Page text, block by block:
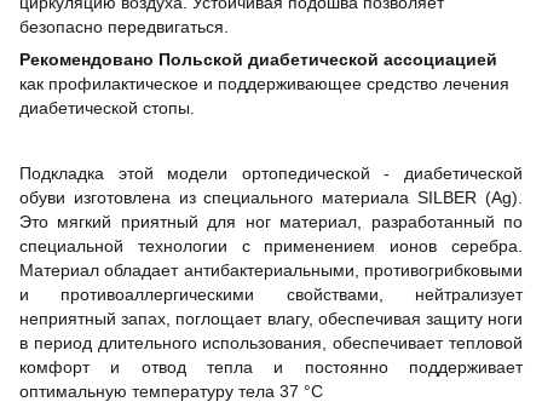
безопасно передвигаться.
Рекомендовано Польской диабетической ассоциацией
как профилактическое и поддерживающее средство лечения
диабетической стопы.
Подкладка этой модели ортопедической - диабетической
обуви изготовлена из специального материала SILBER (Ag).
Это мягкий приятный для ног материал, разработанный по
специальной технологии с применением ионов серебра.
Материал обладает антибактериальными, противогрибковыми
и противоаллергическими свойствами, нейтрализует
неприятный запах, поглощает влагу, обеспечивая защиту ноги
в период длительного использования, обеспечивает тепловой
комфорт и отвод тепла и постоянно поддерживает
оптимальную температуру тела 37 °С